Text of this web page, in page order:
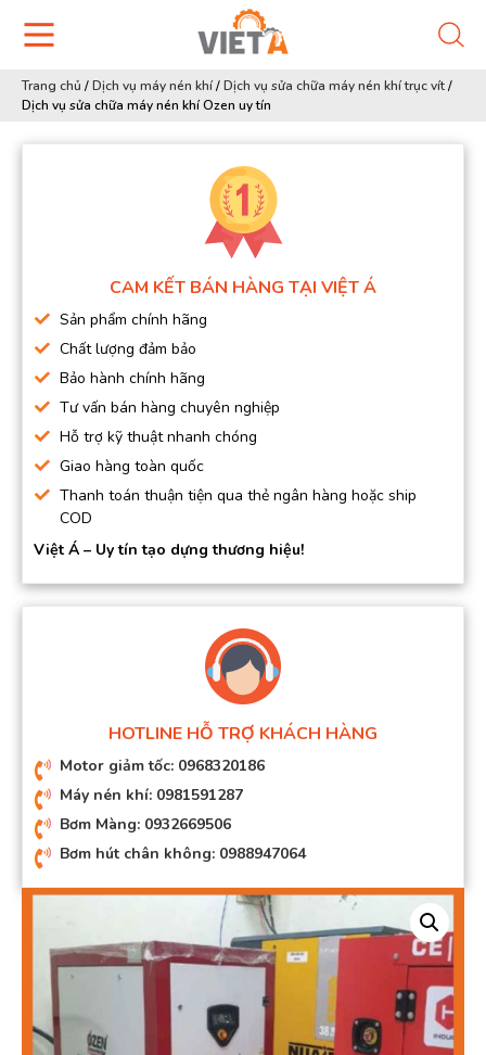
Trang chủ /Dịch vụ máy nén khí/Dịch vụ sửa chữa máy nén khí trục vít/
Dịch vụ sửa chữa máy nén khí Ozen uy tín
CAM KẾT BÁN HÀNG TẠI VIỆT Á
Sản phẩm chính hãng
Chất lượng đảm bảo
Bảo hành chính hãng
Tư vấn bán hàng chuyên nghiệp
Hỗ trợ kỹ thuật nhanh chóng
Giao hàng toàn quốc
Thanh toán thuận tiện qua thẻ ngân hàng hoặc ship
COD
Việt Á – Uy tín tạo dựng thương hiệu!
HOTLINE HỖ TRỢ KHÁCH HÀNG
Motor giảm tốc: 0968320186
Máy nén khí: 0981591287
Bơm Màng: 0932669506
Bơm hút chân không: 0988947064